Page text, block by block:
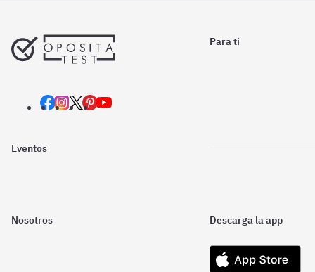
Para ti
Eventos
Nosotros Descarga la app